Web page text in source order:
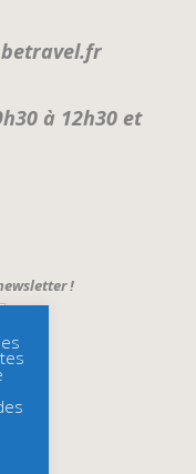
à 12h30 et
!